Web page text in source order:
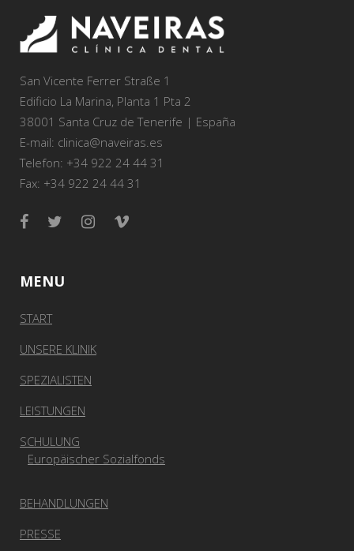
San Vicente Ferrer Straße 1
Edificio La Marina, Planta 1 Pta 2
38001 Santa Cruz de Tenerife | España
E-mail: clinica@naveiras.es
Telefon: +34 922 24 44 31
Fax: +34 922 24 44 31
MENU
START
UNSERE KLINIK
SPEZIALISTEN
LEISTUNGEN
SCHULUNG
Europäischer Sozialfonds
BEHANDLUNGEN
PRESSE